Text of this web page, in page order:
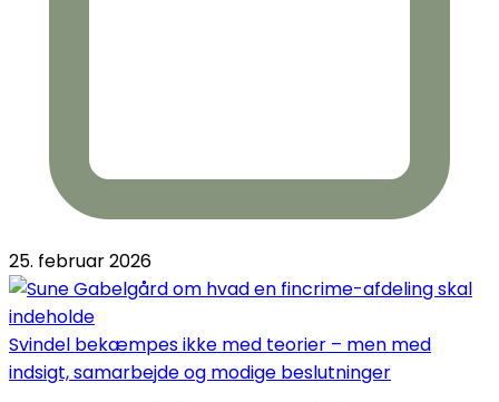
25. februar 2026
Svindel bekæmpes ikke med teorier – men med
indsigt, samarbejde og modige beslutninger